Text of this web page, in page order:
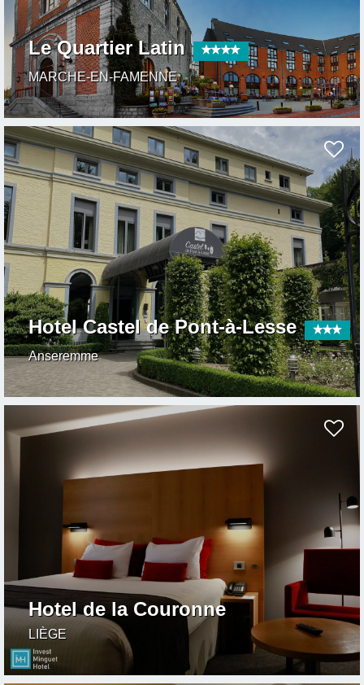
Le Quartier Latin
MARCHE-EN-FAMENNE
Hotel Castel de Pont-à-Lesse
Anseremme
Hotel de la Couronne
LIÈGE